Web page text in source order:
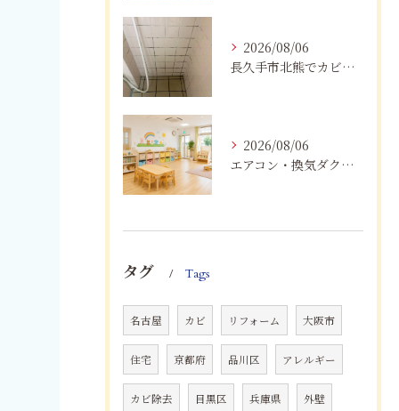
2026/08/06
長久手市北熊でカビに悩む方へ｜健康被害を防ぐための対策とは
2026/08/06
エアコン・換気ダクトのカビ臭を根本改善する方法
タグ Tags
名古屋 カビ リフォーム 大阪市
住宅 京都府 品川区 アレルギー
カビ除去 目黒区 兵庫県 外壁